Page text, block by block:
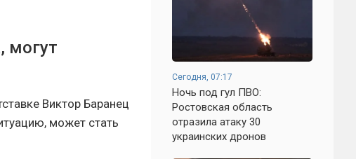
могут
Виктор Баранец
может стать
Сегодня, 07:17
Ночь под гул ПВО:
Ростовская область
отразила атаку 30
украинских дронов